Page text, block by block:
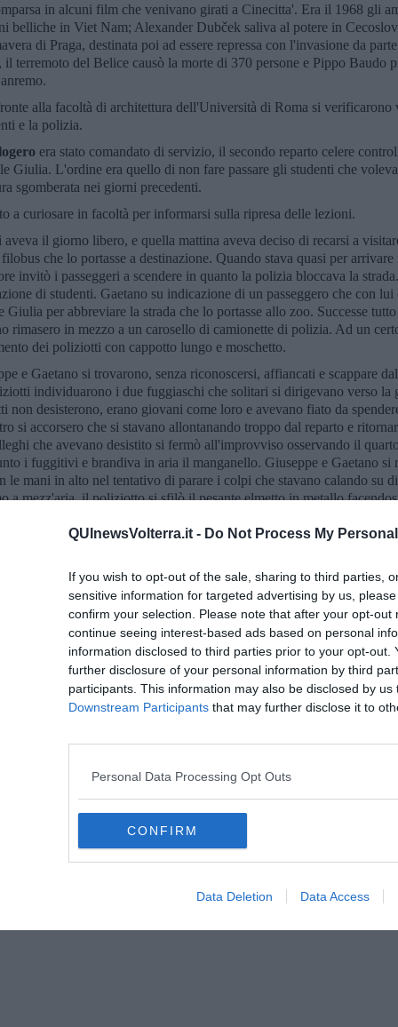
QUInewsVolterra.it - Do Not Process My
If you wish to opt-out of the sale, sharing to third parties,
sensitive information for targeted advertising by us,
confirm your selection. Please note that after your opt-out
continue seeing interest-based ads based on personal
information disclosed to third parties prior to your opt-out.
further disclosure of your personal information by third
participants. This information may also be disclosed by
Downstream Participants that may further disclose it to
Personal Data Processing Opt Outs
CONFIRM
Data Deletion Data Access
in alcuni film che venivano girati a Cinecitta'. Era il 1968 gli
belliche in Viet Nam; Alexander Dubček saliva al potere in
di Praga, destinata poi ad essere repressa con l'invasione da
terremoto del Belice causò la morte di 370 persone e Pippo Baudo
alla facoltà di architettura dell'Università di Roma si verificarono
e la polizia.
era stato comandato di servizio, il secondo reparto celere
Giulia. L'ordine era quello di non fare passare gli studenti che
sgomberata nei giorni precedenti.
a curiosare in facoltà per informarsi sulla ripresa delle lezioni.
aveva il giorno libero, e quella mattina aveva deciso di recarsi a
che lo portasse a destinazione. Quando stava quasi per arrivare
invitò i passeggeri a scendere in quanto la polizia bloccava la
di studenti. Gaetano su indicazione di un passeggero che con lui
Giulia per abbreviare la strada che lo portasse allo zoo. Successe
rimasero in mezzo a un carosello di camionette di polizia. Ad un
dei poliziotti con cappotto lungo e moschetto.
e Gaetano si trovarono, senza riconoscersi, affiancati e scappare
individuarono i due fuggiaschi che solitari si dirigevano verso la
non desisterono, erano giovani come loro e avevano fiato da
si accorsero che si stavano allontanando troppo dal reparto e
che avevano desistito si fermò all'improvviso osservando il
i fuggitivi e brandiva in aria il manganello. Giuseppe e Gaetano si
le mani in alto nel tentativo di parare i colpi che stavano calando su
a mezz'aria, il poliziotto si sfilò il pesante elmetto in metallo
Gaetano che ci fate qui? Giuseppe riconobbe subito il suo paesano
che ci fai tu, con quella divisa?” E subito dopo scorgendo
a mio fianco?
ma furono contenti di essersi incontrati quel venerdì mattina a
e un operaio. Per mettersi in salvo sia dalla polizia che dagli
per il suo perimetro guidati da Giuseppe che conosceva quei
Calogero si riunì a un drappello di celerini che stazionavano
urlavano slogan contro la presenza della Polizia. Giuseppe si
nelle ultime file. Gaetano si avviò verso la fermata del filobus
dalle loro vite e dal loro destino, non si incontrarono mai più.
Pier Paolo Pasolini nella famosa poesia sulla battaglia di Valle
Giulia avete fatto a botte con i poliziotti io simpatizzavo con i
poveri, hanno vent'anni, la vostra età, cari e care. I ragazzi poliziotti
tradizione risorgimentale di figli di papà, avete bastonato,
Giulia, ieri, si è così avuto un frammento di lotta di classe e voi,
eravate i ricchi; mentre i poliziotti, che erano dalla parte del torto,